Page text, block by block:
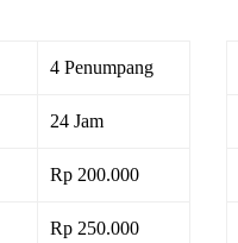
4 Penumpang
24 Jam
Rp 200.000
Rp 250.000